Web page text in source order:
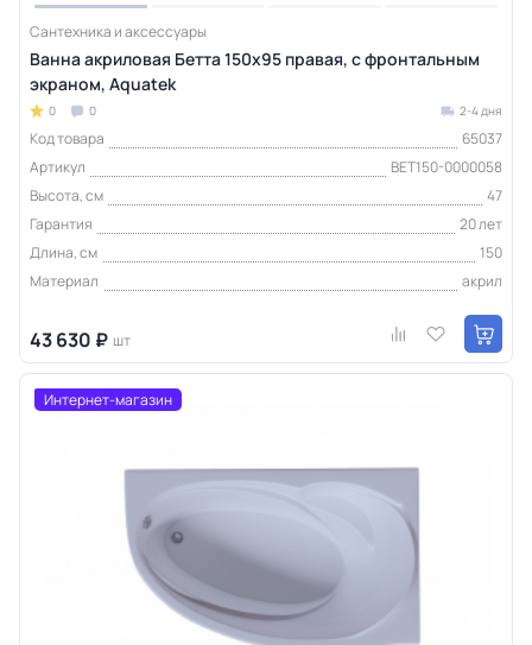
Сантехника и аксессуары
Ванна акриловая Бетта 150х95 правая, с фронтальным
экраном, Aquatek
0 0 2-4 дня
Код товара
65037
Артикул
BET150-0000058
Высота, см
47
Гарантия
20 лет
Длина, см
150
Материал
акрил
43 630 ₽ шт
Интернет-магазин